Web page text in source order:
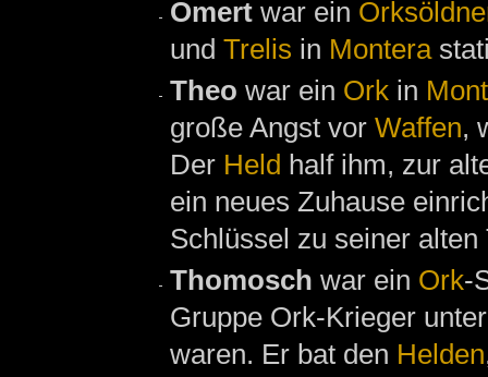
Omert war ein
und Trelis in Montera
Theo war ein Ork in
große Angst vor Waffen,
Der Held half ihm, zur
ein neues Zuhause
Schlüssel zu seiner
Thomosch war ein Ork-
Gruppe Ork-Krieger
waren. Er bat den Helden